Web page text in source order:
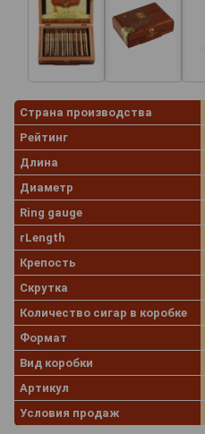
Страна производства
Рейтинг
Длина
Диаметр
Ring gauge
rLength
Крепость
Скрутка
Количество сигар в коробке
Формат
Вид коробки
Артикул
Условия продаж